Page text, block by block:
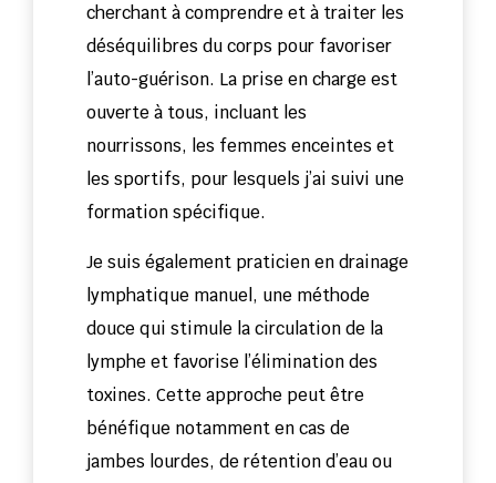
cherchant à comprendre et à traiter les
déséquilibres du corps pour favoriser
l’auto-guérison. La prise en charge est
ouverte à tous, incluant les
nourrissons, les femmes enceintes et
les sportifs, pour lesquels j’ai suivi une
formation spécifique.
Je suis également praticien en drainage
lymphatique manuel, une méthode
douce qui stimule la circulation de la
lymphe et favorise l’élimination des
toxines. Cette approche peut être
bénéfique notamment en cas de
jambes lourdes, de rétention d’eau ou